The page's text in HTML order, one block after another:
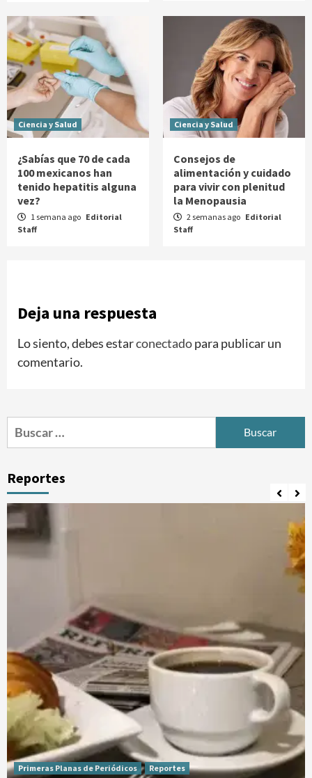
Ciencia y Salud
¿Sabías que 70 de cada
100 mexicanos han
tenido hepatitis alguna
vez?
1 semana ago Editorial
Staff
Ciencia y Salud
Consejos de
alimentación y cuidado
para vivir con plenitud
la Menopausia
2 semanas ago Editorial
Staff
Deja una respuesta
Lo siento, debes estarconectadopara publicar un
comentario.
Buscar:
Reportes
Primeras Planas de Periódicos Reportes